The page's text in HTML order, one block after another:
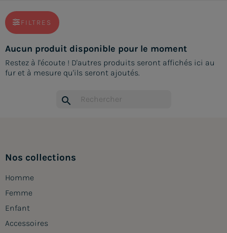
FILTRES
Aucun produit disponible pour le moment
Restez à l'écoute ! D'autres produits seront affichés ici au
fur et à mesure qu'ils seront ajoutés.
search
Nos collections
Homme
Femme
Enfant
Accessoires